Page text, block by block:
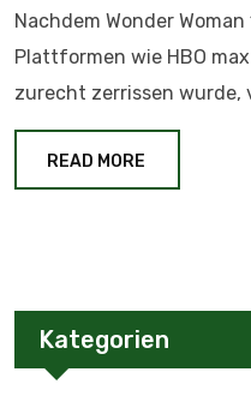
Nachdem Wonder
Plattformen wie HBO
zurecht zerrissen wurde,
READ MORE
Kategorien